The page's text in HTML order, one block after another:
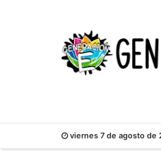
viernes 7 de agosto de